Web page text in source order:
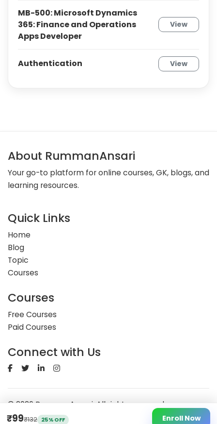
MB-500: Microsoft Dynamics
365: Finance and Operations
Apps Developer
View
Authentication View
₹99₹132 25% OFF Enroll Now
About RummanAnsari
Your go-to platform for online courses, GK, blogs, and
learning resources.
Quick Links
Home
Blog
Topic
Courses
Courses
Free Courses
Paid Courses
Connect with Us
© 2026 RummanAnsari. All rights reserved.
About
Privacy